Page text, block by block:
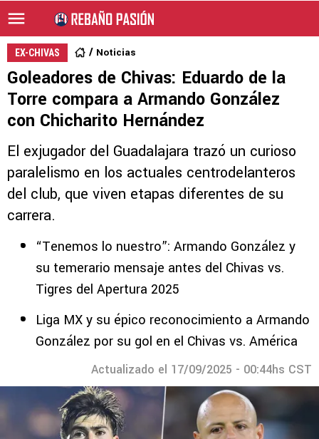
EX-CHIVAS Noticias
Goleadores de Chivas: Eduardo de la
Torre compara a Armando González
con Chicharito Hernández
El exjugador del Guadalajara trazó un curioso
paralelismo en los actuales centrodelanteros
del club, que viven etapas diferentes de su
carrera.
“Tenemos lo nuestro”: Armando González y
su temerario mensaje antes del Chivas vs.
Tigres del Apertura 2025
Liga MX y su épico reconocimiento a Armando
González por su gol en el Chivas vs. América
Actualizado el 17/09/2025 - 00:44hs CST